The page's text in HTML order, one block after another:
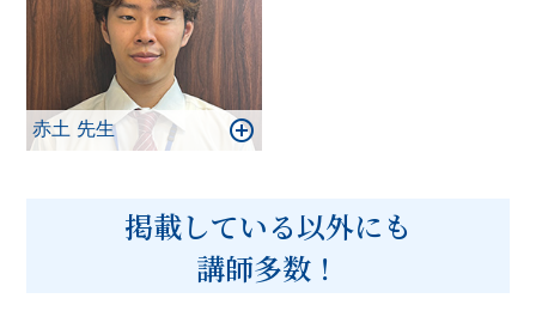
赤土 先生
掲載している以外にも
講師多数！